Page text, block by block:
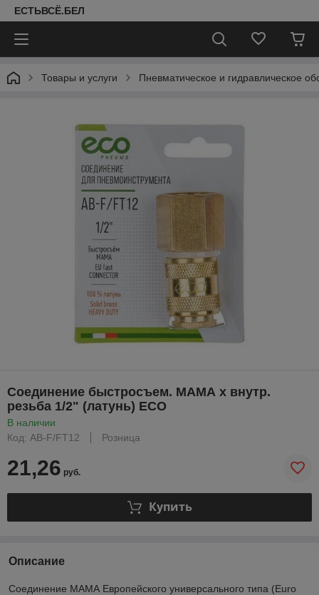
ЕСТЬВСЁ.БЕЛ
Товары и услуги Пневматическое и гидравлическое
Соединение быстросъем. МАМА х внутр.
резьба 1/2" (латунь) ECO
В наличии
Код: AB-F/FT12
Розница
21,26 руб.
Купить
Описание
Соединение МАМА Европейского универсального типа (Euro